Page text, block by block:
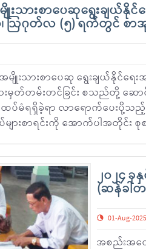
သားစာပေဆုရွေးချယ်နို
၊ ဩဂုတ်လ (၅) ရက်တွင် စာအု
ျိုးသားစာပေဆု ရွေးချယ်နိုင်
ားမှတ်တမ်းတင်ခြင်း စသည်တို့ ဆ
ပ်မံရရှိခဲ့ရာ လာရောက်ပေးပို့သ
များစာရင်းကို အောက်ပါအတိုင်း
၂၀၂၄
(ဆန်ခါ
01-Aug-2025
အစည်းအဝ